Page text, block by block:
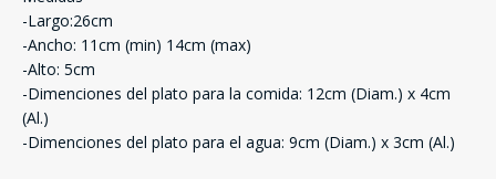
-Largo:26cm
-Ancho: 11cm (min) 14cm (max)
-Alto: 5cm
-Dimenciones del plato para la comida: 12cm (Diam.) x 4cm
(Al.)
-Dimenciones del plato para el agua: 9cm (Diam.) x 3cm (Al.)